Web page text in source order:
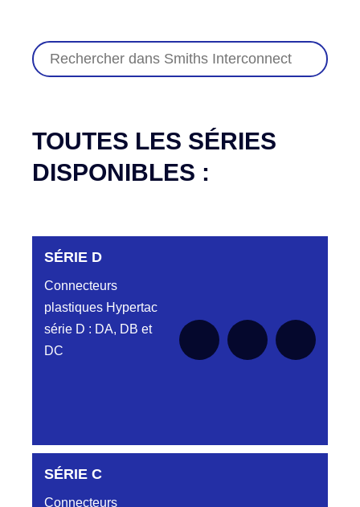
TOUTES LES SÉRIES
DISPONIBLES :
SÉRIE D
Connecteurs
plastiques Hypertac
série D : DA, DB et
DC
DC6122340N
D03EC612MT CONNECTEUR NOIR
SÉRIE C
Connecteurs